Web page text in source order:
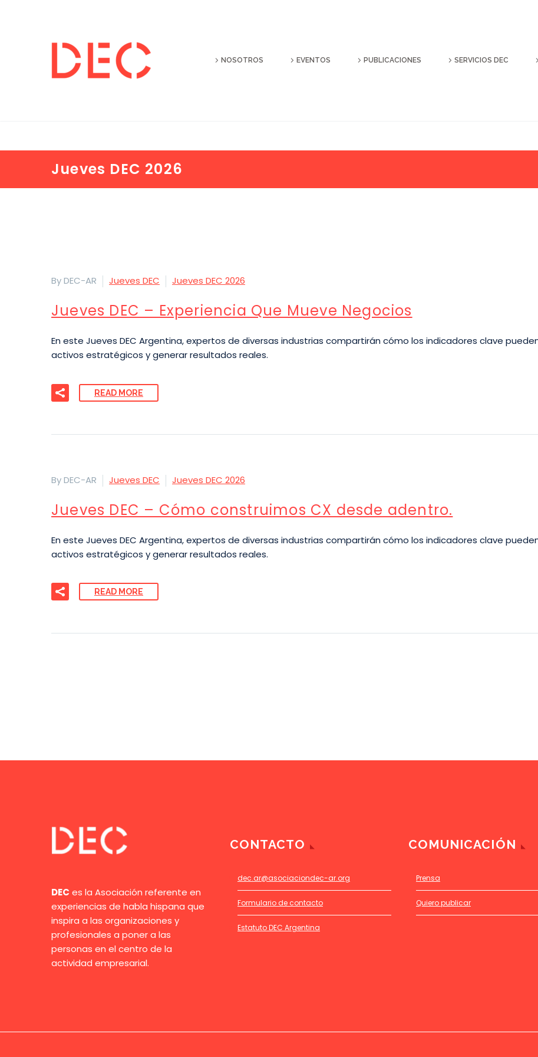
NOSOTROS EVENTOS PUBLICACIONES SERVICIOS DEC
Jueves DEC 2026
By DEC-AR Jueves DEC Jueves DEC 2026
Jueves DEC – Experiencia Que Mueve Negocios
En este Jueves DEC Argentina, expertos de diversas industrias compartirán cómo los indicadores clave
activos estratégicos y generar resultados reales.
READ MORE
By DEC-AR Jueves DEC Jueves DEC 2026
Jueves DEC – Cómo construimos CX desde adentro.
En este Jueves DEC Argentina, expertos de diversas industrias compartirán cómo los indicadores clave
activos estratégicos y generar resultados reales.
READ MORE
DEC es la Asociación referente en
experiencias de habla hispana que
inspira a las organizaciones y
profesionales a poner a las
personas en el centro de la
actividad empresarial.
CONTACTO
dec.ar@asociaciondec-ar.org
Formulario de contacto
Estatuto DEC Argentina
COMUNICACIÓN
Prensa
Quiero publicar